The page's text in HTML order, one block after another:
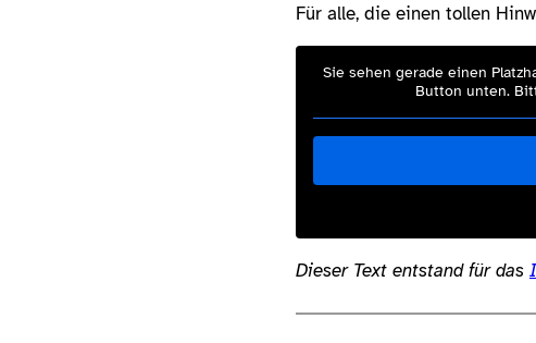
Für alle, die einen tollen
Sie sehen gerade einen
Button unten.
Dieser Text entstand für das